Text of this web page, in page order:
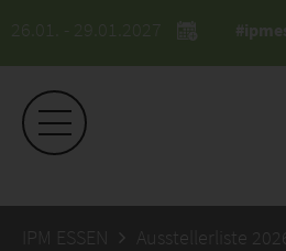
26.01. - 29.01.2027
IPM ESSEN Ausstellerliste